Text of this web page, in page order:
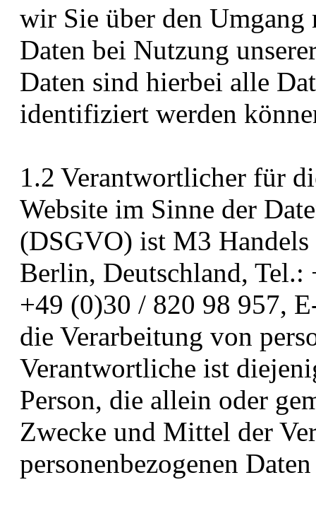
wir Sie über den Umgang
Daten bei Nutzung
Daten sind hierbei alle
identifiziert werden
1.2 Verantwortlicher für
Website im Sinne der
(DSGVO) ist M3
Berlin, Deutschland,
+49 (0)30 / 820 98 957,
die Verarbeitung von
Verantwortliche ist
Person, die allein oder
Zwecke und Mittel der
personenbezogenen